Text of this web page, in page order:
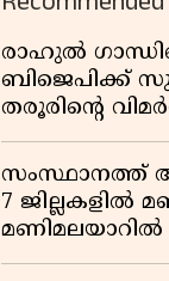
രാഹുൽ
ബിജെപിക്ക്
തരൂരിന്റെ
മറുപടിയുമായി
സംസ്ഥാനത്ത്
7 ജില്ലകളിൽ
മണിമലയാറിൽ